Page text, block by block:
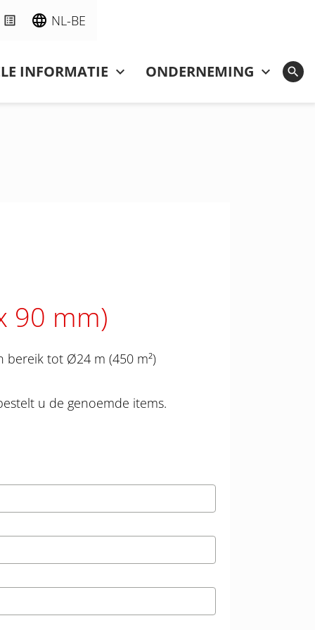
NL-BE
INFORMATIE ONDERNEMING
90 mm)
bereik tot Ø24 m (450 m²)
u de genoemde items.